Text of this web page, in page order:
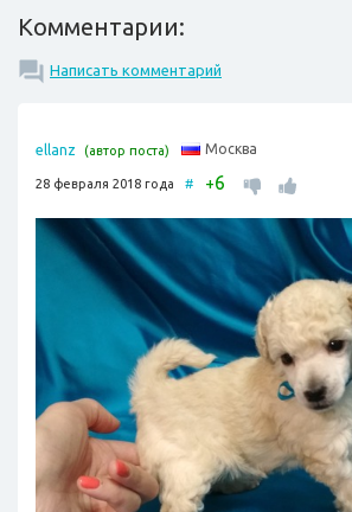
Комментарии:
Написать комментарий
ellanz (автор поста) Москва
28 февраля 2018 года # +6